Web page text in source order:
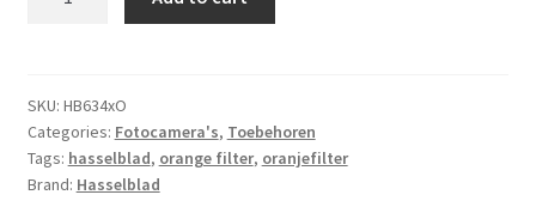
x
O
-2
oranjefilter
SKU: HB634xO
Categories: Fotocamera's, Toebehoren
Tags: hasselblad, orange filter, oranjefilter
Brand: Hasselblad